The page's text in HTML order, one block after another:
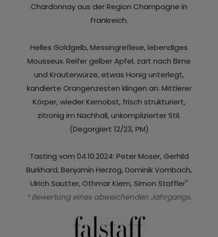
Chardonnay aus der Region Champagne in
Frankreich.
Helles Goldgelb, Messingreflexe, lebendiges
Mousseux. Reifer gelber Apfel, zart nach Birne
und Kräuterwürze, etwas Honig unterlegt,
kandierte Orangenzesten klingen an. Mittlerer
Körper, wieder Kernobst, frisch strukturiert,
zitronig im Nachhall, unkomplizierter Stil.
(Degorgiert 12/23, PM)
Tasting vom 04.10.2024: Peter Moser, Gerhild
Burkhard, Benjamin Herzog, Dominik Vombach,
Ulrich Sautter, Othmar Kiem, Simon Staffler"
* Bewertung eines abweichenden Jahrgangs.